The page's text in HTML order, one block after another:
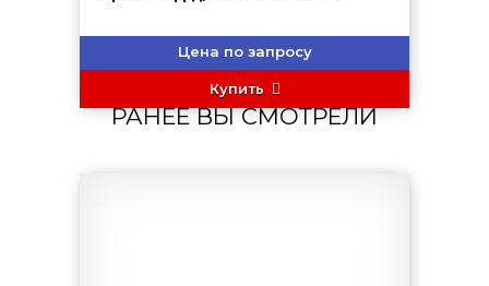
Цена по запросу
Купить
РАНЕЕ ВЫ СМОТРЕЛИ